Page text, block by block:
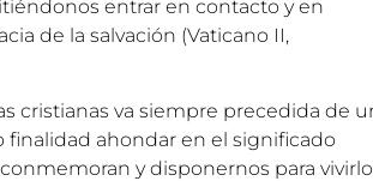
entrar en contacto y en
de la salvación (Vaticano II,
cristianas va siempre precedida de
ahondar en el significado
y disponernos para